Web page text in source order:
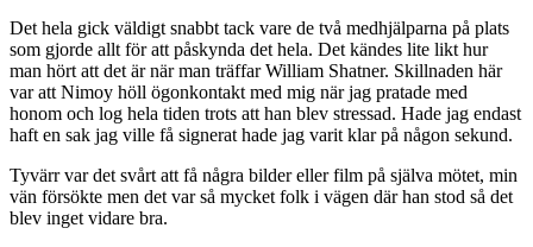
Det hela gick väldigt snabbt tack vare de två medhjälparna på plats
som gjorde allt för att påskynda det hela. Det kändes lite likt hur
man hört att det är när man träffar William Shatner. Skillnaden här
var att Nimoy höll ögonkontakt med mig när jag pratade med
honom och log hela tiden trots att han blev stressad. Hade jag endast
haft en sak jag ville få signerat hade jag varit klar på någon sekund.
Tyvärr var det svårt att få några bilder eller film på själva mötet, min
vän försökte men det var så mycket folk i vägen där han stod så det
blev inget vidare bra.